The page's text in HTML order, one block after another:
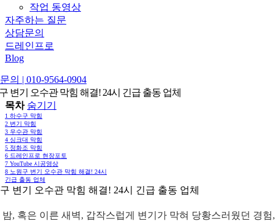
작업 동영상
자주하는 질문
상담문의
드레인프로
Blog
의 | 010-9564-0904
변기 오수관 막힘 해결! 24시 긴급 출동 업체
목차 숨기기
1 하수구 막힘
2 변기 막힘
3 우수관 막힘
4 싱크대 막힘
5 정화조 막힘
6 드레인프로 현장포토
7 YouTube 시공영상
8 노원구 변기 오수관 막힘 해결! 24시
긴급 출동 업체
변기 오수관 막힘 해결! 24시 긴급 출동 업체
밤, 혹은 이른 새벽, 갑작스럽게 변기가 막혀 당황스러웠던 경험